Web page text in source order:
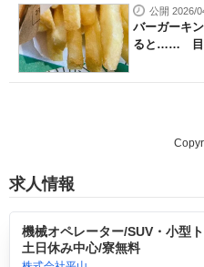
公開 2026/
バーガーキ
ると…… 目
求人情報
機械オペレーター/SUV・小型
土日休み中心/寮無料